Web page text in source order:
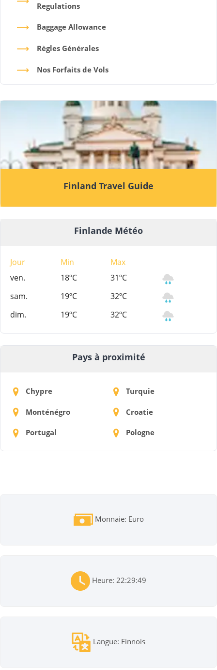
Regulations
Baggage Allowance
Règles Générales
Nos Forfaits de Vols
Finland Travel Guide
Finlande Météo
Jour Min
Max
ven.
18ºC
31ºC
sam.
19ºC
32ºC
dim.
19ºC 32ºC
Pays à proximité
Chypre Turquie
Monténégro Croatie
Portugal Pologne
Monnaie: Euro
Heure: 22:29:49
Langue: Finnois